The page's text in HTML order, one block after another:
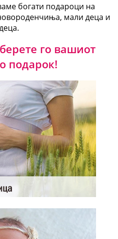
богати подароци на
мали деца и
го вашиот
подарок!